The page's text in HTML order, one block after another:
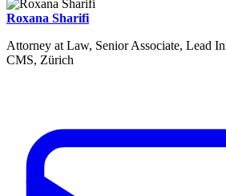
Roxana Sharifi
Attorney at Law, Senior Associate, Lead
CMS, Zürich